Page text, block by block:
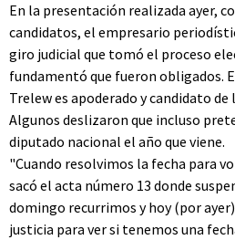
En la presentación realizada ayer,
candidatos, el empresario
giro judicial que tomó el proceso
fundamentó que fueron obligados.
Trelew es apoderado y candidato
Algunos deslizaron que incluso
diputado nacional el año que viene.
"Cuando resolvimos la fecha para
sacó el acta número 13 donde
domingo recurrimos y hoy (por
justicia para ver si tenemos una